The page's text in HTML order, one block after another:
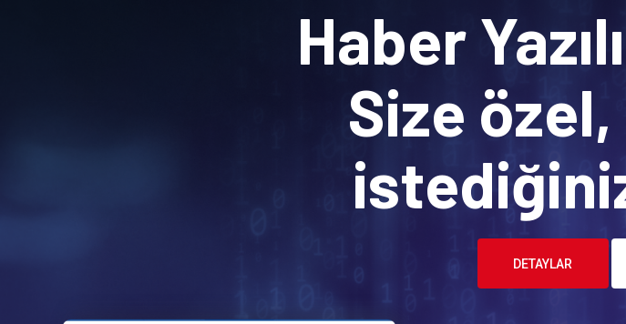
Haber
Size
DETAYLAR